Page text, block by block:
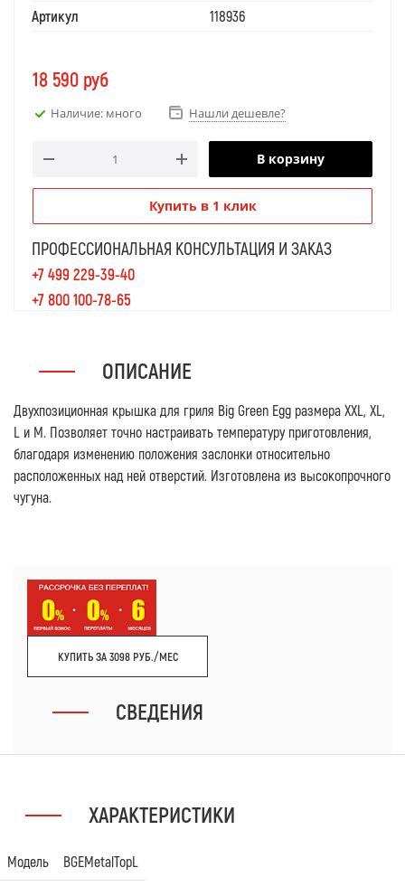
Артикул
118936
18 590 руб
Наличие: много Нашли дешевле?
В корзину
Купить в 1 клик
ПРОФЕССИОНАЛЬНАЯ КОНСУЛЬТАЦИЯ И ЗАКАЗ
+7 499 229-39-40
+7 800 100-78-65
ОПИСАНИЕ
Двухпозиционная крышка для гриля Big Green Egg размера XXL, XL,
L и M. Позволяет точно настраивать температуру приготовления,
благодаря изменению положения заслонки относительно
расположенных над ней отверстий. Изготовлена из высокопрочного
чугуна.
КУПИТЬ ЗА 3098 РУБ./МЕС
СВЕДЕНИЯ
ХАРАКТЕРИСТИКИ
Модель BGEMetalTopL